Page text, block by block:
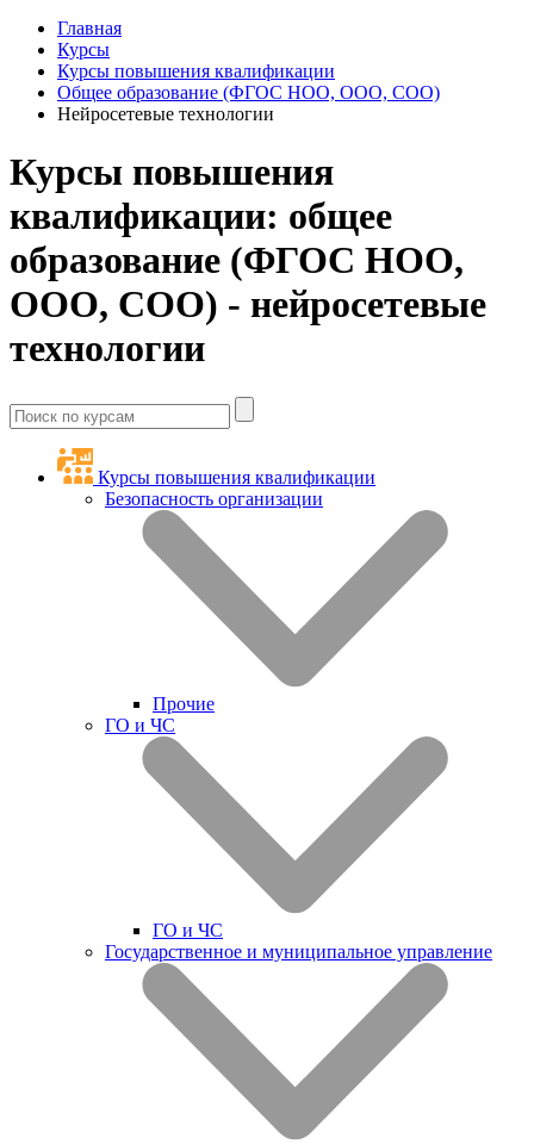
Главная
Курсы
Курсы повышения квалификации
Общее образование (ФГОС НОО, ООО, СОО)
Нейросетевые технологии
Курсы повышения
квалификации: общее
образование (ФГОС НОО,
ООО, СОО) - нейросетевые
технологии
Курсы повышения квалификации
Безопасность организации
Прочие
ГО и ЧС
ГО и ЧС
Государственное и муниципальное управление